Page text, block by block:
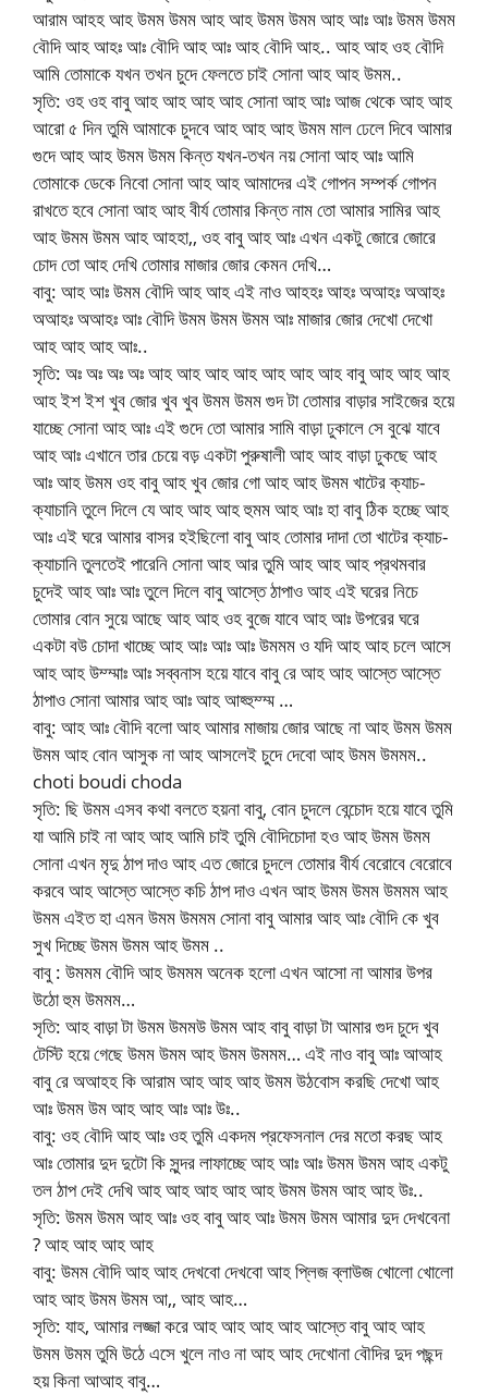
আরাম আহহ আহ উমম উমম আহ আহ উমম উমম আহ আঃ আঃ উমম উমম
বৌদি আহ আহঃ আঃ বৌদি আহ আঃ আহ বৌদি আহ.. আহ আহ ওহ বৌদি
আমি তোমাকে যখন তখন চুদে ফেলতে চাই সোনা আহ আহ উমম..
সৃতি: ওহ ওহ বাবু আহ আহ আহ আহ সোনা আহ আঃ আজ থেকে আহ আহ
আরো ৫ দিন তুমি আমাকে চুদবে আহ আহ আহ উমম মাল ঢেলে দিবে আমার
গুদে আহ আহ উমম উমম কিন্ত যখন-তখন নয় সোনা আহ আঃ আমি
তোমাকে ডেকে নিবো সোনা আহ আহ আমাদের এই গোপন সম্পর্ক গোপন
রাখতে হবে সোনা আহ আহ বীর্য তোমার কিন্ত নাম তো আমার সামির আহ
আহ উমম উমম আহ আহহা,, ওহ বাবু আহ আঃ এখন একটু জোরে জোরে
চোদ তো আহ দেখি তোমার মাজার জোর কেমন দেখি…
বাবু: আহ আঃ উমম বৌদি আহ আহ এই নাও আহহঃ আহঃ অআহঃ অআহঃ
অআহঃ অআহঃ আঃ বৌদি উমম উমম উমম আঃ মাজার জোর দেখো দেখো
আহ আহ আহ আঃ..
সৃতি: অঃ অঃ অঃ অঃ আহ আহ আহ আহ আহ আহ আহ বাবু আহ আহ আহ
আহ ইশ ইশ খুব জোর খুব খুব উমম উমম গুদ টা তোমার বাড়ার সাইজের হয়ে
যাচ্ছে সোনা আহ আঃ এই গুদে তো আমার সামি বাড়া ঢুকালে সে বুঝে যাবে
আহ আঃ এখানে তার চেয়ে বড় একটা পুরুষালী আহ আহ বাড়া ঢুকছে আহ
আঃ আহ উমম ওহ বাবু আহ খুব জোর গো আহ আহ উমম খাটের ক্যাচ-
ক্যাচানি তুলে দিলে যে আহ আহ আহ হুমম আহ আঃ হা বাবু ঠিক হচ্ছে আহ
আঃ এই ঘরে আমার বাসর হইছিলো বাবু আহ তোমার দাদা তো খাটের ক্যাচ-
ক্যাচানি তুলতেই পারেনি সোনা আহ আর তুমি আহ আহ আহ প্রথমবার
চুদেই আহ আঃ আঃ তুলে দিলে বাবু আস্তে ঠাপাও আহ এই ঘরের নিচে
তোমার বোন সুয়ে আছে আহ আহ ওহ বুজে যাবে আহ আঃ উপরের ঘরে
একটা বউ চোদা খাচ্ছে আহ আঃ আঃ আঃ উমমম ও যদি আহ আহ চলে আসে
আহ আহ উম্ম্মাঃ আঃ সব্বনাস হয়ে যাবে বাবু রে আহ আহ আস্তে আস্তে
ঠাপাও সোনা আমার আহ আঃ আহ আহ্হুম্ম্ম …
বাবু: আহ আঃ বৌদি বলো আহ আমার মাজায় জোর আছে না আহ উমম উমম
উমম আহ বোন আসুক না আহ আসলেই চুদে দেবো আহ উমম উমমম..
choti boudi choda
সৃতি: ছি উমম এসব কথা বলতে হয়না বাবু, বোন চুদলে বেন্চোদ হয়ে যাবে তুমি
যা আমি চাই না আহ আহ আমি চাই তুমি বৌদিচোদা হও আহ উমম উমম
সোনা এখন মৃদু ঠাপ দাও আহ এত জোরে চুদলে তোমার বীর্য বেরোবে বেরোবে
করবে আহ আস্তে আস্তে কচি ঠাপ দাও এখন আহ উমম উমম উমমম আহ
উমম এইত হা এমন উমম উমমম সোনা বাবু আমার আহ আঃ বৌদি কে খুব
সুখ দিচ্ছে উমম উমম আহ উমম ..
বাবু : উমমম বৌদি আহ উমমম অনেক হলো এখন আসো না আমার উপর
উঠো হুম উমমম…
সৃতি: আহ বাড়া টা উমম উমমউ উমম আহ বাবু বাড়া টা আমার গুদ চুদে খুব
টেস্টি হয়ে গেছে উমম উমম আহ উমম উমমম… এই নাও বাবু আঃ আআহ
বাবু রে অআহহ কি আরাম আহ আহ আহ উমম উঠবোস করছি দেখো আহ
আঃ উমম উম আহ আহ আঃ আঃ উঃ..
বাবু: ওহ বৌদি আহ আঃ ওহ তুমি একদম প্রফেসনাল দের মতো করছ আহ
আঃ তোমার দুদ দুটো কি সুন্দর লাফাচ্ছে আহ আঃ আঃ উমম উমম আহ একটু
তল ঠাপ দেই দেখি আহ আহ আহ আহ আহ উমম উমম আহ আহ উঃ..
সৃতি: উমম উমম আহ আঃ ওহ বাবু আহ আঃ উমম উমম আমার দুদ দেখবেনা
? আহ আহ আহ আহ
বাবু: উমম বৌদি আহ আহ দেখবো দেখবো আহ প্লিজ ব্লাউজ খোলো খোলো
আহ আহ উমম উমম আ,, আহ আহ…
সৃতি: যাহ, আমার লজ্জা করে আহ আহ আহ আহ আস্তে বাবু আহ আহ
উমম উমম তুমি উঠে এসে খুলে নাও না আহ আহ দেখোনা বৌদির দুদ পছন্দ
হয় কিনা আআহ বাবু…